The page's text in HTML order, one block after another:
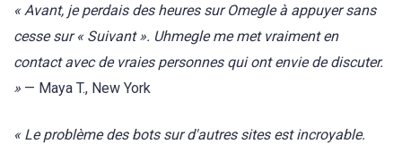
« Avant, je perdais des heures sur Omegle à appuyer sans
cesse sur « Suivant ». Uhmegle me met vraiment en
contact avec de vraies personnes qui ont envie de discuter.
» — Maya T., New York
« Le problème des bots sur d'autres sites est incroyable.